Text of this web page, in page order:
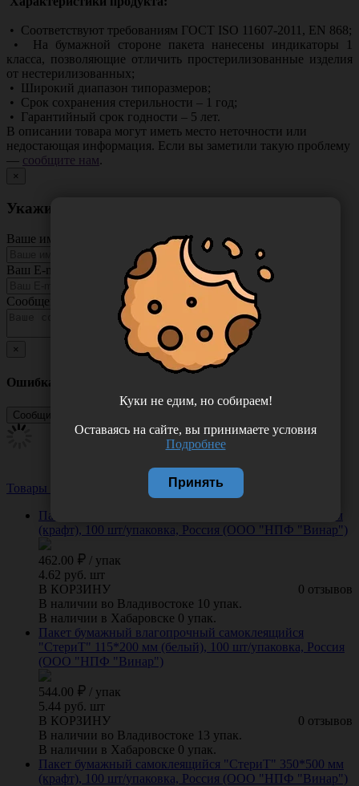
• Соответствуют требованиям ГОСТ ISO 11607-2011, EN 868;
• На бумажной стороне пакета нанесены индикаторы 1
класса, позволяющие отличить простерилизованные изделия
от нестерилизованных;
• Широкий диапазон типоразмеров;
• Срок сохранения стерильности – 1 год;
• Гарантийный срок годности – 5 лет.
В описании товара могут иметь место неточности или
недостающая информация. Если вы заметили такую проблему
— сообщите нам.
×
Укажите неточность в описании товара
Ваше имя
Ваш E-mail
Сообщение
×
Ошибка
Товары из этой категории
Посмотреть все
Пакеты бумажные самоклеящиеся "СтериТ" 75*280 мм
(крафт), 100 шт/упаковка, Россия (ООО "НПФ "Винар")
462.00 / упак
4.62 руб. шт
0 отзывов
В КОРЗИНУ
В наличии во Владивостоке 10 упак.
В наличии в Хабаровске 0 упак.
Пакет бумажный влагопрочный самоклеящийся
"СтериТ" 115*200 мм (белый), 100 шт/упаковка, Россия
(ООО "НПФ "Винар")
544.00 / упак
5.44 руб. шт
0 отзывов
В КОРЗИНУ
В наличии во Владивостоке 13 упак.
В наличии в Хабаровске 0 упак.
Пакет бумажный самоклеящийся "СтериТ" 350*500 мм
(крафт), 100 шт/упаковка, Россия (ООО "НПФ "Винар")
Куки не едим, но собираем!
Оставаясь на сайте, вы принимаете условия
Подробнее
Принять